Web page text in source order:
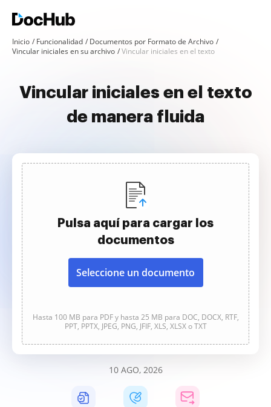
Inicio Funcionalidad
Documentos por Formato de Archivo
Vincular iniciales en su archivo
Vincular iniciales en el texto
Vincular iniciales en el texto
de manera fluida
Pulsa aquí para cargar los
documentos
Seleccione un documento
Hasta 100 MB para PDF y hasta 25 MB para DOC, DOCX, RTF,
PPT, PPTX, JPEG, PNG, JFIF, XLS, XLSX o TXT
10 AGO, 2026